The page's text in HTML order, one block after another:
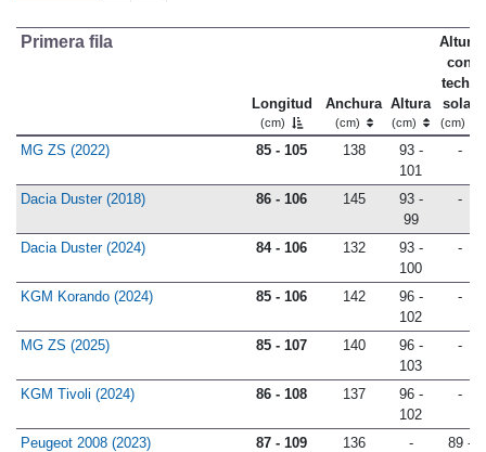
Primera fila
Longitud
(cm)
Anchura
(cm)
Altura
(cm)
Altura
con
techo
solar
(cm)
MG ZS (2022) 85 - 105 138
93 -
101
-
Dacia Duster (2018) 86 - 106 145
93 -
99
-
Dacia Duster (2024) 84 - 106 132
93 -
100
-
KGM Korando (2024) 85 - 106 142
96 -
102
-
MG ZS (2025) 85 - 107 140
96 -
103
-
KGM Tivoli (2024) 86 - 108 137
96 -
102
-
Peugeot 2008 (2023) 87 - 109 136 -
89 -